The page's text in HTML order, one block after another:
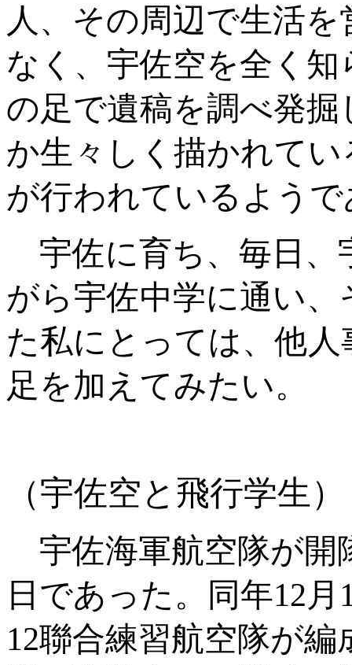
人、その周辺で生活
なく、宇佐空を全く
の足で遺稿を調べ発
か生々しく描かれて
が行われているよう
宇佐に育ち、毎日、
がら宇佐中学に通い
た私にとっては、他
足を加えてみたい。
（宇佐空と飛行学生）
宇佐海軍航空隊が開
日であった。同年12 月
12聯合練習航空隊が編